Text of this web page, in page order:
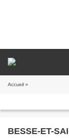
Accueil »
BESSE-ET-